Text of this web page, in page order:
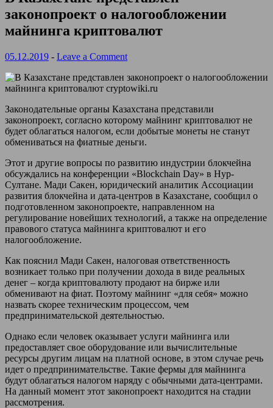
законопроект о налогообложении
майнинга криптовалют
05.12.2019 - Leave a Comment
Законодательные органы Казахстана представили
законопроект, согласно которому майнинг криптовалют не
будет облагаться налогом, если добытые монеты не станут
обмениваться на фиатные деньги.
Этот и другие вопросы по развитию индустрии блокчейна
обсуждались на конференции «Blockchain Day» в Нур-
Султане. Мади Сакен, юридический аналитик Ассоциации
развития блокчейна и дата-центров в Казахстане, сообщил о
подготовленном законопроекте, направленном на
регулирование новейших технологий, а также на определение
правового статуса майнинга криптовалют и его
налогообложение.
Как пояснил Мади Сакен, налоговая ответственность
возникает только при получении дохода в виде реальных
денег – когда криптовалюту продают на бирже или
обменивают на фиат. Поэтому майнинг «для себя» можно
назвать скорее техническим процессом, чем
предпринимательской деятельностью.
Однако если человек оказывает услуги майнинга или
предоставляет свое оборудование или вычислительные
ресурсы другим лицам на платной основе, в этом случае речь
идет о предпринимательстве. Такие фермы для майнинга
будут облагаться налогом наряду с обычными дата-центрами.
На данный момент этот законопроект находится на стадии
рассмотрения.